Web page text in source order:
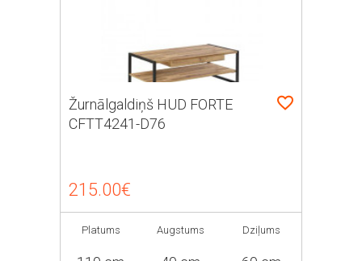
Žurnālgaldiņš HUD FORTE
CFTT4241-D76
215.00€
Platums Augstums Dziļums